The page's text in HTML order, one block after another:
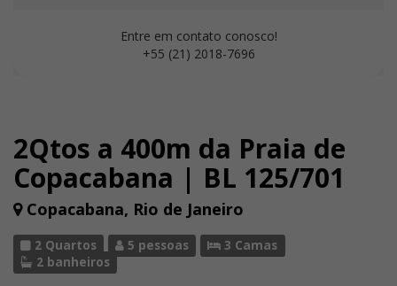
2Qtos a 400m da Praia de
Copacabana | BL 125/701
Copacabana, Rio de Janeiro
2 Quartos 5 pessoas
3 Camas
2 banheiros
Entre em contato conosco!
+55 (21) 2018-7696